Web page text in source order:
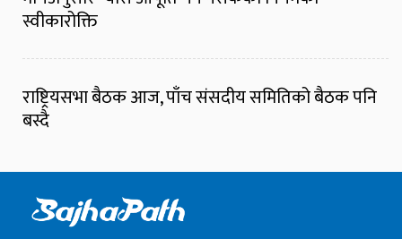
स्वीकारोक्ति
राष्ट्रियसभा बैठक आज, पाँच संसदीय समितिको बैठक पनि
बस्दै